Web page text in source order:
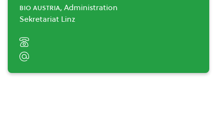
bio austria, Administration
Sekretariat Linz